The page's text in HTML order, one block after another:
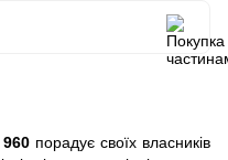
порадує своїх власників